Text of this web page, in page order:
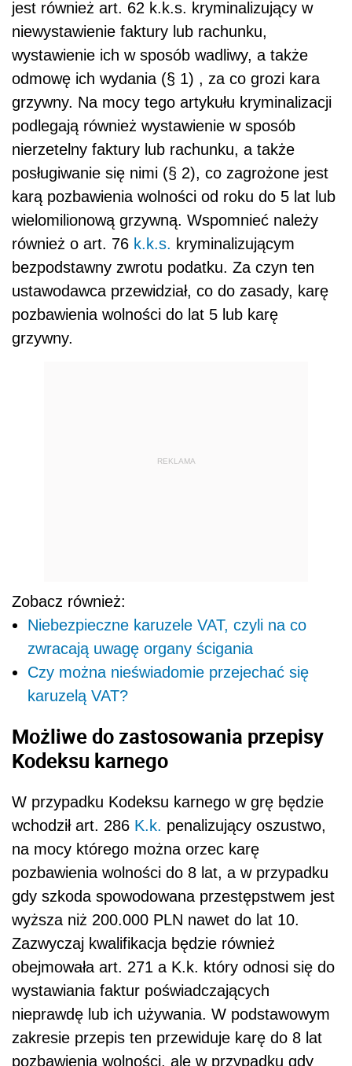
jest również art. 62 k.k.s. kryminalizujący w
niewystawienie faktury lub rachunku,
wystawienie ich w sposób wadliwy, a także
odmowę ich wydania (§ 1) , za co grozi kara
grzywny. Na mocy tego artykułu kryminalizacji
podlegają również wystawienie w sposób
nierzetelny faktury lub rachunku, a także
posługiwanie się nimi (§ 2), co zagrożone jest
karą pozbawienia wolności od roku do 5 lat lub
wielomilionową grzywną. Wspomnieć należy
również o art. 76 k.k.s. kryminalizującym
bezpodstawny zwrotu podatku. Za czyn ten
ustawodawca przewidział, co do zasady, karę
pozbawienia wolności do lat 5 lub karę
grzywny.
REKLAMA
Zobacz również:
Niebezpieczne karuzele VAT, czyli na co
zwracają uwagę organy ścigania
Czy można nieświadomie przejechać się
karuzelą VAT?
Możliwe do zastosowania przepisy
Kodeksu karnego
W przypadku Kodeksu karnego w grę będzie
wchodził art. 286 K.k. penalizujący oszustwo,
na mocy którego można orzec karę
pozbawienia wolności do 8 lat, a w przypadku
gdy szkoda spowodowana przestępstwem jest
wyższa niż 200.000 PLN nawet do lat 10.
Zazwyczaj kwalifikacja będzie również
obejmowała art. 271 a K.k. który odnosi się do
wystawiania faktur poświadczających
nieprawdę lub ich używania. W podstawowym
zakresie przepis ten przewiduje karę do 8 lat
pozbawienia wolności, ale w przypadku gdy